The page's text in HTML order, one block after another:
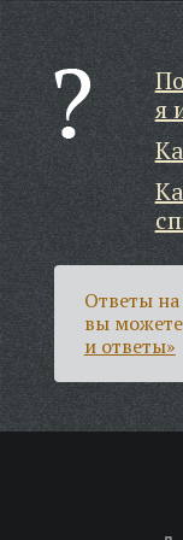
я
Ответы
вы
и ответы»